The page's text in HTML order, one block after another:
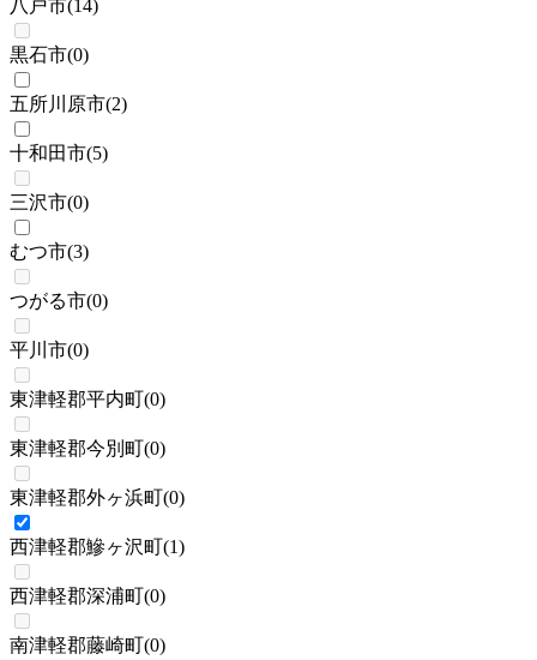
八戸市(14)
黒石市(0)
五所川原市(2)
十和田市(5)
三沢市(0)
むつ市(3)
つがる市(0)
平川市(0)
東津軽郡平内町(0)
東津軽郡今別町(0)
東津軽郡外ヶ浜町(0)
西津軽郡鰺ヶ沢町(1)
西津軽郡深浦町(0)
南津軽郡藤崎町(0)